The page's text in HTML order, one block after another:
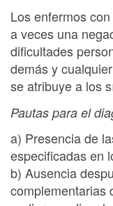
Los enfermos
a veces una
dificultades
demás y
se atribuye a los
Pautas para el
a) Presencia de
especificadas en
b) Ausencia
complementarias